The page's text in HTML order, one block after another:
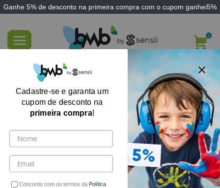
Ganhe 5% de desconto na primeira compra com o cupom ganhei5%
content
FILTRE AQUI
Compre brinquedos com descontos de até 70%! Os
melhores brinquedos educativos e pedagógicos você
encontra aqui. Não perca!
Cadastre-se e garanta um
cupom de desconto na
primeira compra!
Concordo com os termos da Política